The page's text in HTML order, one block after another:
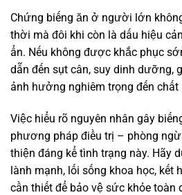
Chứng biếng ăn ở người lớn
thời mà đôi khi còn là dấu hiệu
ẩn. Nếu không được khắc phục
dẫn đến sụt cân, suy dinh dưỡng,
ảnh hưởng nghiêm trọng đến
Việc hiểu rõ nguyên nhân gây
phương pháp điều trị – phòng
thiện đáng kể tình trạng này. Hãy
lành mạnh, lối sống khoa học, kết
cần thiết để bảo vệ sức khỏe toàn